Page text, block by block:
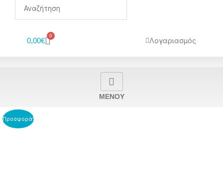
0,00€
0
Cart Λογαριασμός
MENOY
Προσφορά!